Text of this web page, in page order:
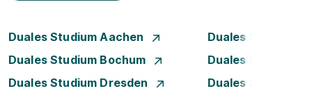
Duales Studium Aachen
Duales Studium
Duales Studium Bochum
Duales Studium
Duales Studium Dresden
Duales Studium